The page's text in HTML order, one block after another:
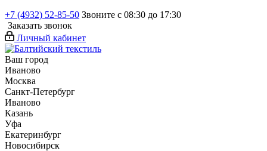
+7 (4932) 52-85-50 Звоните с 08:30 до 17:30
Заказать звонок
Личный кабинет
Ваш город
Иваново
Москва
Санкт-Петербург
Иваново
Казань
Уфа
Екатеринбург
Новосибирск